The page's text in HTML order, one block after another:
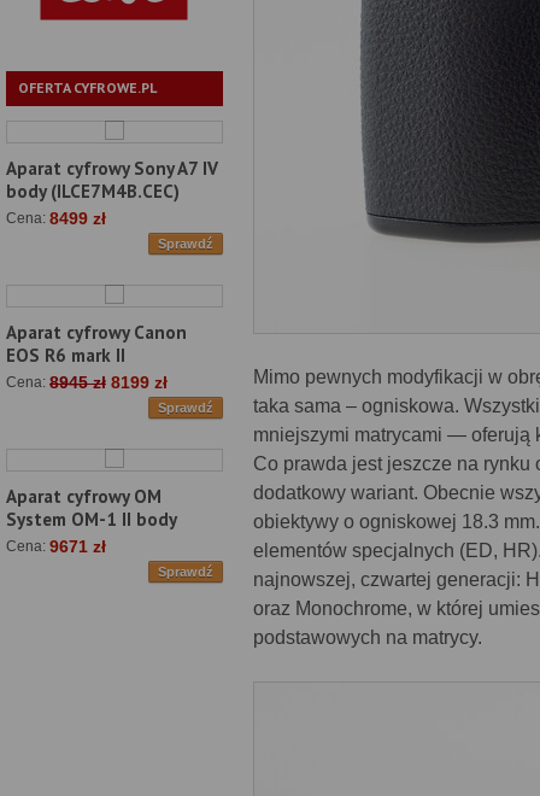
OFERTA CYFROWE.PL
Aparat cyfrowy Sony A7 IV
body (ILCE7M4B.CEC)
Cena: 8499 zł
Sprawdź
Aparat cyfrowy Canon
EOS R6 mark II
Cena: 8945 zł 8199 zł
Sprawdź
Aparat cyfrowy OM
System OM-1 II body
Cena: 9671 zł
Sprawdź
Mimo pewnych modyfikacji w
taka sama – ogniskowa.
mniejszymi matrycami — oferują
Co prawda jest jeszcze na rynku
dodatkowy wariant. Obecnie
obiektywy o ogniskowej 18.3
elementów specjalnych (ED,
najnowszej, czwartej generacji:
oraz Monochrome, w której
podstawowych na matrycy.